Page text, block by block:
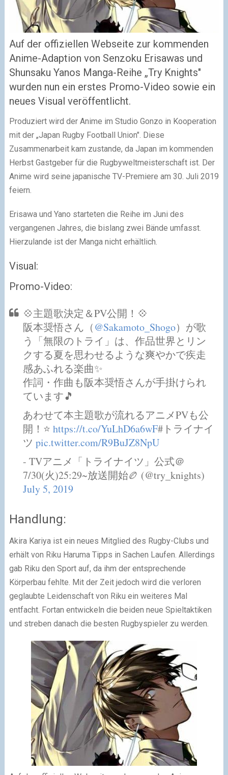
Auf der offiziellen Webseite zur kommenden
Anime-Adaption von Senzoku Erisawas und
Shunsaku Yanos Manga-Reihe „Try Knights"
wurden nun ein erstes Promo-Video sowie ein
neues Visual veröffentlicht.
Produziert wird der Anime im Studio Gonzo in Kooperation
mit der „Japan Rugby Football Union". Diese
Zusammenarbeit kam zustande, da Japan im kommenden
Herbst Gastgeber für die Rugbyweltmeisterschaft ist. Der
Anime wird seine japanische TV-Premiere am 30. Juli 2019
feiern.
Erisawa und Yano starteten die Reihe im Juni des
vergangenen Jahres, die bislang zwei Bände umfasst.
Hierzulande ist der Manga nicht erhältlich.
Visual:
Promo-Video:
💠主題歌決定＆PV公開！💠
阪本奨悟さん（@Sakamoto_Shogo）が歌
う「無限のトライ」は、作品世界とリン
クする夏を思わせるような爽やかで疾走
感あふれる楽曲✨
作詞・作曲も阪本奨悟さんが手掛けられ
ています🎵
あわせて本主題歌が流れるアニメPVも公
開！⭐ https://t.co/YuLhD6a6wF#トライナイ
ツ pic.twitter.com/R9BuJZ8NpU
- TVアニメ「トライナイツ」公式＠
7/30(火)25:29~放送開始🏉 (@try_knights)
July 5, 2019
Handlung:
Akira Kariya ist ein neues Mitglied des Rugby-Clubs und
erhält von Riku Haruma Tipps in Sachen Laufen. Allerdings
gab Riku den Sport auf, da ihm der entsprechende
Körperbau fehlte. Mit der Zeit jedoch wird die verloren
geglaubte Leidenschaft von Riku ein weiteres Mal
entfacht. Fortan entwickeln die beiden neue Spieltaktiken
und streben danach die besten Rugbyspieler zu werden.